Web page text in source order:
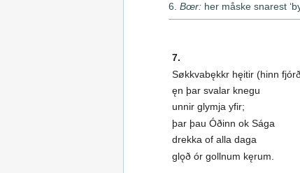
6. Bœr: her måske snarest
7.
Søkkvabękkr hęitir (hinn
ęn þar svalar knegu
unnir glymja yfir;
þar þau Óðinn ok Sága
drekka of alla daga
glǫð ór gollnum kęrum.